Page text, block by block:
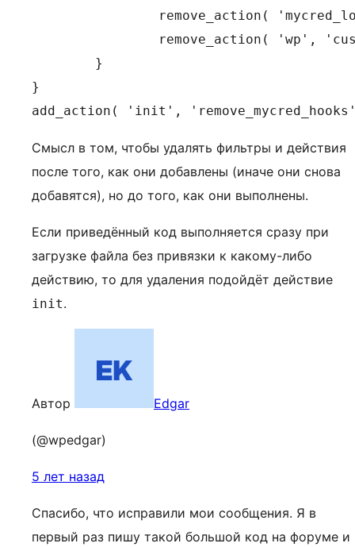
}
Смысл в том, чтобы удалять фильтры и действия
после того, как они добавлены (иначе они снова
добавятся), но до того, как они выполнены.
Если приведённый код выполняется сразу при
загрузке файла без привязки к какому-либо
действию, то для удаления подойдёт действие
init.
Автор Edgar
(@wpedgar)
5 лет назад
Спасибо, что исправили мои сообщения. Я в
первый раз пишу такой большой код на форуме и